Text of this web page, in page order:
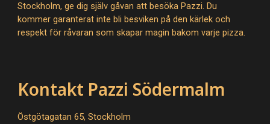
Stockholm, ge dig själv gåvan att besöka Pazzi. Du
kommer garanterat inte bli besviken på den kärlek och
respekt för råvaran som skapar magin bakom varje pizza.
Kontakt Pazzi Södermalm
Östgötagatan 65, Stockholm